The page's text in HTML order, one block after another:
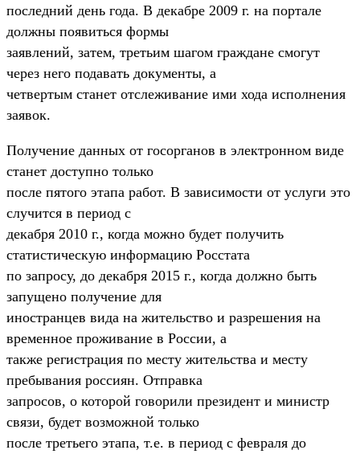
последний день года. В декабре 2009 г. на портале
должны появиться формы
заявлений, затем, третьим шагом граждане смогут
через него подавать документы, а
четвертым станет отслеживание ими хода исполнения
заявок.
Получение данных от госорганов в электронном виде
станет доступно только
после пятого этапа работ. В зависимости от услуги это
случится в период с
декабря 2010 г., когда можно будет получить
статистическую информацию Росстата
по запросу, до декабря 2015 г., когда должно быть
запущено получение для
иностранцев вида на жительство и разрешения на
временное проживание в России, а
также регистрация по месту жительства и месту
пребывания россиян. Отправка
запросов, о которой говорили президент и министр
связи, будет возможной только
после третьего этапа, т.е. в период с февраля до